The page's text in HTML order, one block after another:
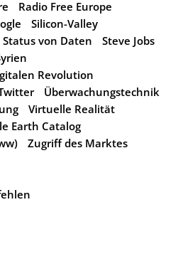
Radio Free Europe
Silicon-Valley
Status von Daten
Steve Jobs
Revolution
Überwachungstechnik
Virtuelle Realität
Earth Catalog
Zugriff des Marktes